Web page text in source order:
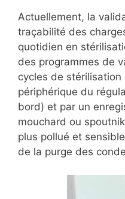
Actuellement, la
traçabilité des
quotidien en
des programmes de
cycles de
périphérique du
bord) et par un
mouchard ou
plus pollué et
de la purge des